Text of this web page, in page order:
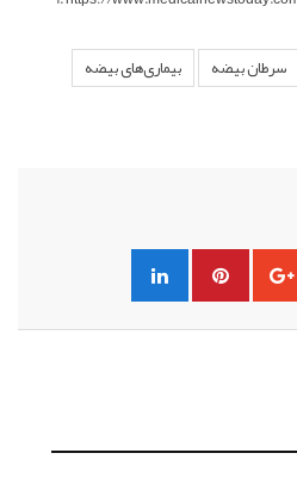
سرطان بیضه
بیماری‌های بیضه